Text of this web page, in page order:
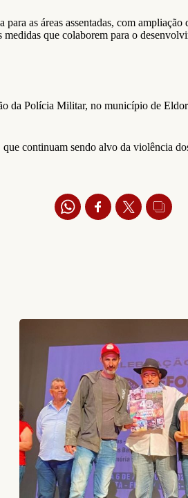
as áreas assentadas, com
que colaborem para o
da Polícia Militar, no município de
continuam sendo alvo da violência